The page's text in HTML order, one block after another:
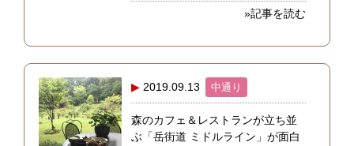
»記事を読む
2019.09.13 中通り
森のカフェ＆レストランが立ち並
ぶ「岳街道 ミドルライン」が面白